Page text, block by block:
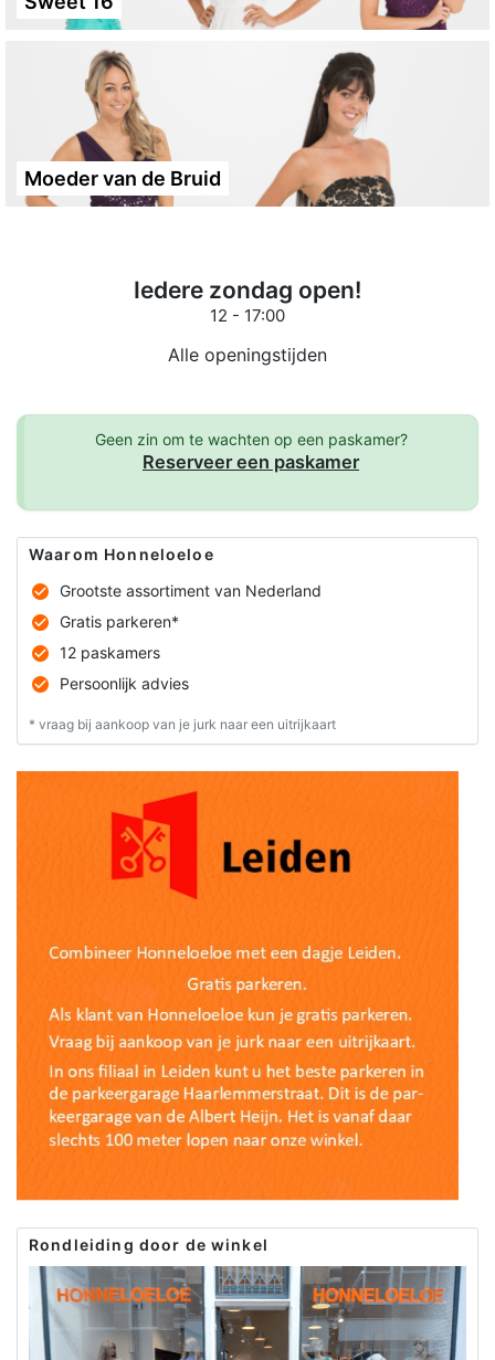
Moeder van de Bruid
Iedere zondag open!
12 - 17:00
Alle openingstijden
Geen zin om te wachten op een paskamer?
Reserveer een paskamer
Waarom Honneloeloe
Grootste assortiment van Nederland
Gratis parkeren*
12 paskamers
Persoonlijk advies
* vraag bij aankoop van je jurk naar een uitrijkaart
Rondleiding door de winkel